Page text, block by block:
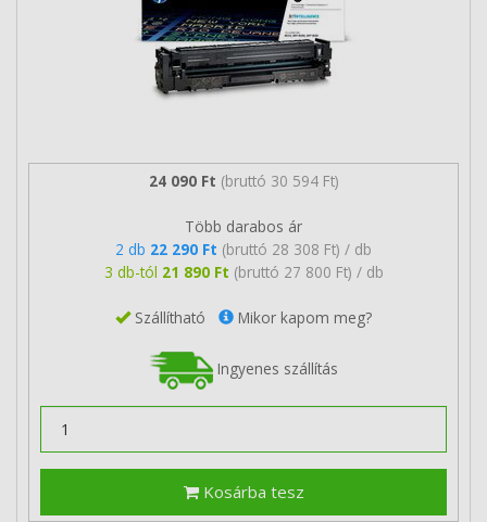
24 090 Ft (bruttó 30 594 Ft)
Több darabos ár
2 db 22 290 Ft (bruttó 28 308 Ft) / db
3 db-tól 21 890 Ft (bruttó 27 800 Ft) / db
Szállítható Mikor kapom meg?
Ingyenes szállítás
Kosárba tesz